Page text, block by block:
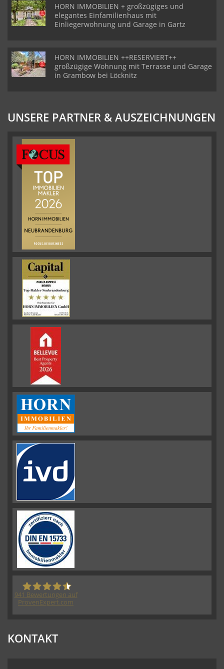
HORN IMMOBILIEN + großzügiges und
elegantes Einfamilienhaus mit
Einliegerwohnung und Garage in Gartz
HORN IMMOBILIEN ++RESERVIERT++
großzügige Wohnung mit Terrasse und Garage
in Grambow bei Löcknitz
UNSERE PARTNER & AUSZEICHNUNGEN
HORN IMMOBILIEN GmbH
941 Bewertungen auf
ProvenExpert.com
KONTAKT